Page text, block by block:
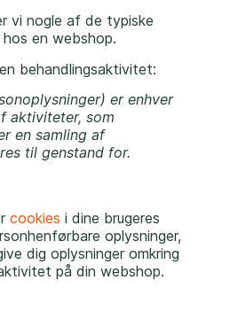
vi nogle af de typiske
en webshop.
behandlingsaktivitet:
er enhver
aktiviteter, som
en samling af
til genstand for.
cookies i dine brugeres
oplysninger,
dig oplysninger omkring
på din webshop.